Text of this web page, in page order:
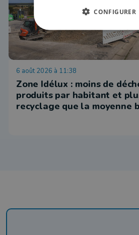
6 août 2026 à 11:38
Zone Idélux : moins de
produits par habitant et
recyclage que la moyenne
CONFIGURER